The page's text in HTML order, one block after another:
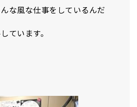
な風な仕事をしているんだ
ています。